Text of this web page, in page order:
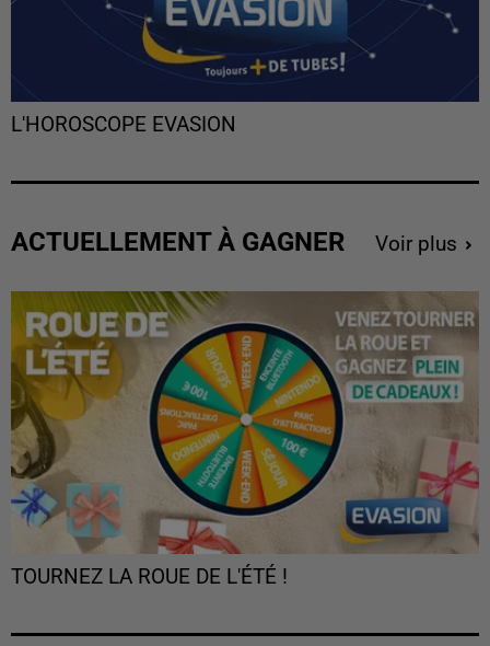
L'HOROSCOPE EVASION
ACTUELLEMENT À GAGNER Voir plus
TOURNEZ LA ROUE DE L'ÉTÉ !